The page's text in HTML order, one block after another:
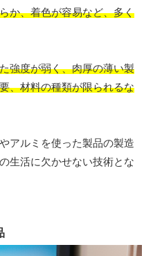
か、着色が容易など、多く
強度が弱く、肉厚の薄い製
、材料の種類が限られるな
アルミを使った製品の製造
生活に欠かせない技術とな